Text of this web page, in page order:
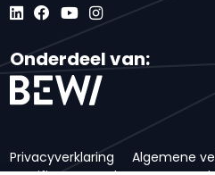
Onderdeel van:
Privacyverklaring
Algemene